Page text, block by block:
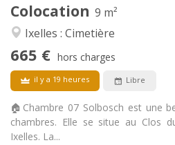
Colocation 9 m²
Ixelles : Cimetière
665 € hors charges
il y a 19 heures Libre
🏠Chambre 07 Solbosch est une
chambres. Elle se situe au Clos
Ixelles. La...